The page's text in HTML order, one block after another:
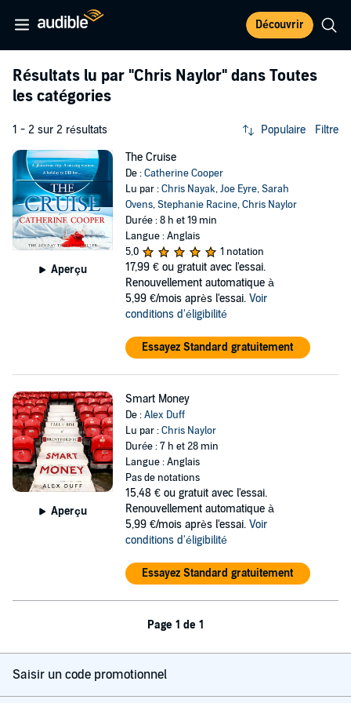
Découvrir
Résultats lu par "Chris Naylor" dans Toutes
les catégories
1 - 2 sur 2 résultats Populaire Filtre
Aperçu
The Cruise
De :Catherine Cooper
Lu par :Chris Nayak,Joe Eyre,Sarah
Ovens,Stephanie Racine,Chris Naylor
Durée : 8 h et 19 min
Langue : Anglais
5,0
1 notation
17,99 € ou gratuit avec l'essai.
Renouvellement automatique à
5,99 €/mois après l'essai. Voir
conditions d'éligibilité
Essayez Standard gratuitement
Aperçu
Smart Money
De :Alex Duff
Lu par :Chris Naylor
Durée : 7 h et 28 min
Langue : Anglais
Pas de notations
15,48 € ou gratuit avec l'essai.
Renouvellement automatique à
5,99 €/mois après l'essai. Voir
conditions d'éligibilité
Essayez Standard gratuitement
Page 1 de 1
Saisir un code promotionnel